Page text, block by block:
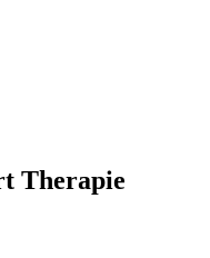
Therapie